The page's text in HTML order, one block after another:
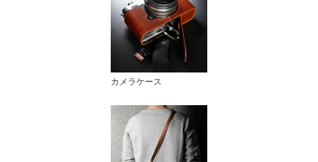
カメラケース